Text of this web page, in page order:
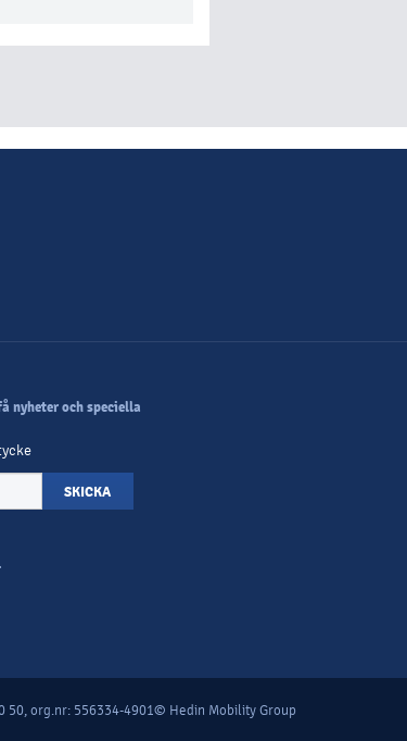
nyheter och speciella
SKICKA
50, org.nr: 556334-4901© Hedin Mobility Group